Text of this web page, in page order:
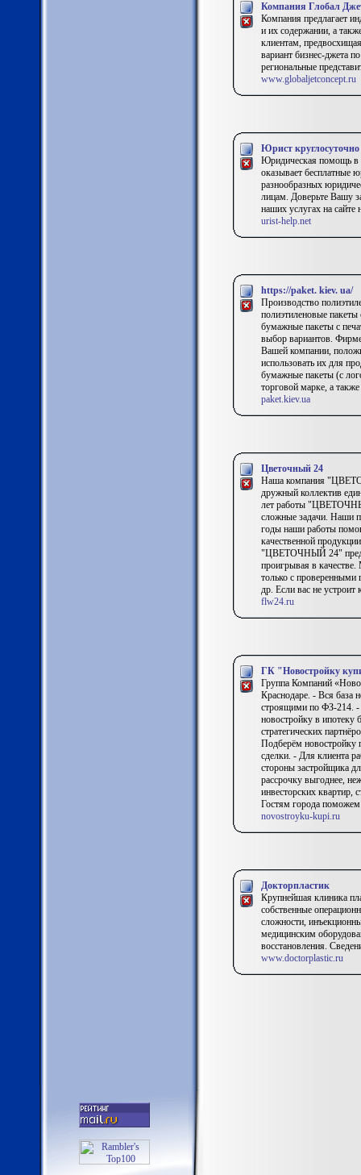
Компания Глобал
Компания предлагает
и их содержании, а
клиентам,
вариант бизнес-джета
региональные
www.globaljetconcept.ru
Юрист
Юридическая помощь в
оказывает бесплатные
разнообразных
лицам. Доверьте Вашу
наших услугах на
urist-help.net
https://paket. kiev. ua/
Производство
полиэтиленовые пакеты
бумажные пакеты с
выбор вариантов.
Вашей компании,
использовать их для
бумажные пакеты (с
торговой марке, а
paket.kiev.ua
Цветочный 24
Наша компания
дружный коллектив
лет работы
сложные задачи. Наши
годы наши работы
качественной
"ЦВЕТОЧНЫЙ 24"
проигрывая в
только с
др. Если вас не устроит
flw24.ru
ГК "Новостройку
Группа Компаний
Краснодаре. - Вся база
строящими по ФЗ-214. -
новостройку в
стратегических
Подберём новостройку
сделки. - Для клиента
стороны застройщика
рассрочку выгоднее,
инвесторских квартир,
Гостям города поможем
novostroyku-kupi.ru
Докторпластик
Крупнейшая клиника
собственные
сложности,
медицинским
восстановления.
www.doctorplastic.ru